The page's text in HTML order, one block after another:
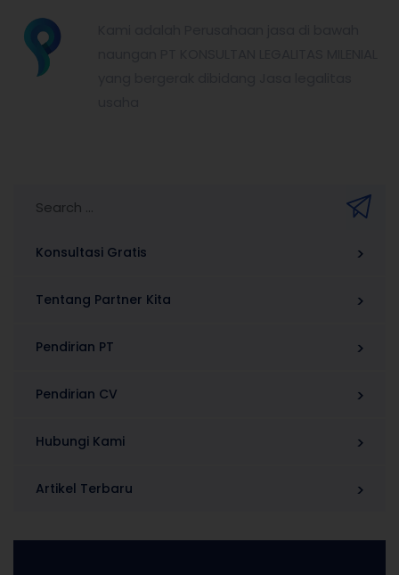
Konsultasi Gratis
Tentang Partner Kita
Pendirian PT
Pendirian CV
Hubungi Kami
Artikel Terbaru